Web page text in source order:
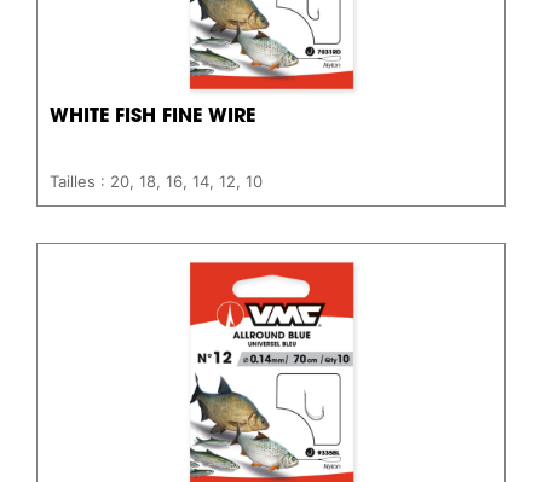
WHITE FISH FINE WIRE
Tailles : 20, 18, 16, 14, 12, 10